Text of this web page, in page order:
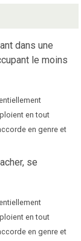
dans une
le moins
en tout
en genre et
se
en tout
en genre et